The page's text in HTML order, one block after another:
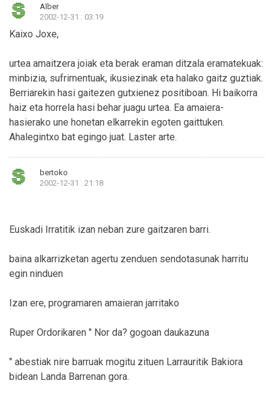
Alber
2002-12-31 : 03:19
Kaixo Joxe,
urtea amaitzera joiak eta berak eraman ditzala eramatekuak:
minbizia, sufrimentuak, ikusiezinak eta halako gaitz guztiak.
Berriarekin hasi gaitezen gutxienez positiboan. Hi baikorra
haiz eta horrela hasi behar juagu urtea. Ea amaiera-
hasierako une honetan elkarrekin egoten gaittuken.
Ahalegintxo bat egingo juat. Laster arte.
bertoko
2002-12-31 : 21:18
Euskadi Irratitik izan neban zure gaitzaren barri.
baina alkarrizketan agertu zenduen sendotasunak harritu
egin ninduen
Izan ere, programaren amaieran jarritako
Ruper Ordorikaren " Nor da? gogoan daukazuna
" abestiak nire barruak mogitu zituen Larrauritik Bakiora
bidean Landa Barrenan gora.